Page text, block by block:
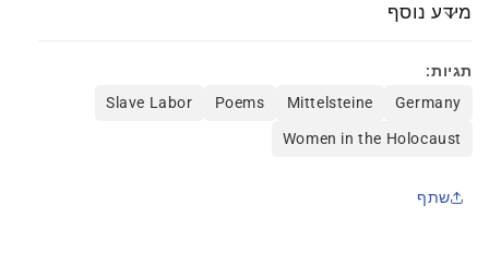
מידע נוסף
תגיות:
Germany
Mittelsteine
Poems
Slave Labor
Women in the Holocaust
שתף